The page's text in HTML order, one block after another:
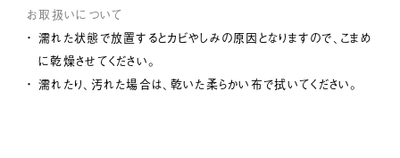
お取扱いについて
濡れた状態で放置するとカビやしみの原因となりますので、こまめ
に乾燥させてください。
濡れたり、汚れた場合は、乾いた柔らかい布で拭いてください。